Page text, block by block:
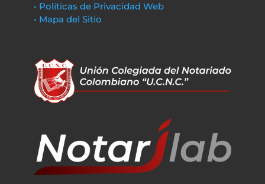
• Políticas de Privacidad Web
• Mapa del Sitio